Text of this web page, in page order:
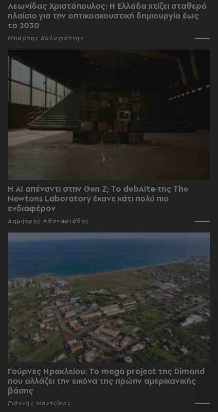
Λεωνίδας Χριστόπουλος: Η Ελλάδα χτίζει σταθερό
πλαίσιο για την οπτικοακουστική δημιουργία έως
το 2030
Μπάμπης Καλογιάννης
Η AI απέναντι στην Gen Z; Το debAIte της The
Newtons Laboratory έκανε κάτι πολύ πιο
ενδιαφέρον
Δημήτρης Αθανασιάδης
Γούρνες Ηρακλείου: To mega project της Dimand
που αλλάζει την εικόνα της πρώην αμερικανικής
βάσης
Γιάννης Μαντζίκος